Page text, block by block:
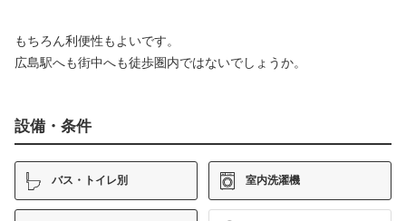
もちろん利便性もよいです。
広島駅へも街中へも徒歩圏内ではないでしょうか。
設備・条件
バス・トイレ別 室内洗濯機